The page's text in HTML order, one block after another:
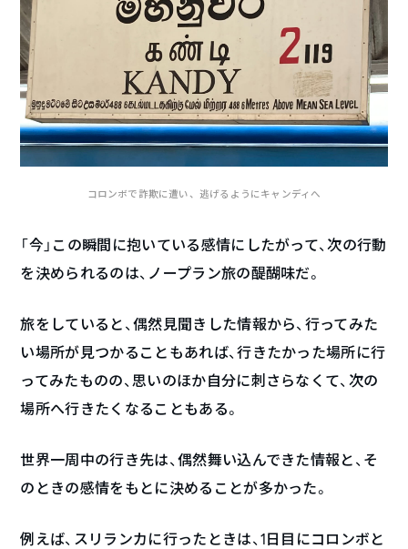
コロンボで詐欺に遭い、逃げるようにキャンディへ
「今」この瞬間に抱いている感情にしたがって、次の行動
を決められるのは、ノープラン旅の醍醐味だ。
旅をしていると、偶然見聞きした情報から、行ってみた
い場所が見つかることもあれば、行きたかった場所に行
ってみたものの、思いのほか自分に刺さらなくて、次の
場所へ行きたくなることもある。
世界一周中の行き先は、偶然舞い込んできた情報と、そ
のときの感情をもとに決めることが多かった。
例えば、スリランカに行ったときは、1日目にコロンボと